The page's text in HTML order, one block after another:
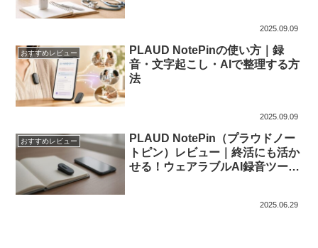
2025.09.09
おすすめレビュー
PLAUD NotePinの使い方｜録
音・文字起こし・AIで整理する方
法
2025.09.09
おすすめレビュー
PLAUD NotePin（プラウドノー
トピン）レビュー｜終活にも活か
せる！ウェアラブルAI録音ツール
2025.06.29